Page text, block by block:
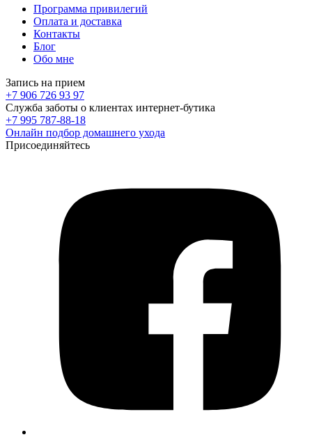
Программа привилегий
Оплата и доставка
Контакты
Блог
Обо мне
Запись на прием
+7 906 726 93 97
Служба заботы о клиентах интернет-бутика
+7 995 787-88-18
Онлайн подбор домашнего ухода
Присоединяйтесь